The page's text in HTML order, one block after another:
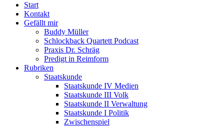
Start
Kontakt
Gefällt mir
Buddy Müller
Schlockback Quartett Podcast
Praxis Dr. Schräg
Predigt in Reimform
Rubriken
Staatskunde
Staatskunde IV Medien
Staatskunde III Volk
Staatskunde II Verwaltung
Staatskunde I Politik
Zwischenspiel